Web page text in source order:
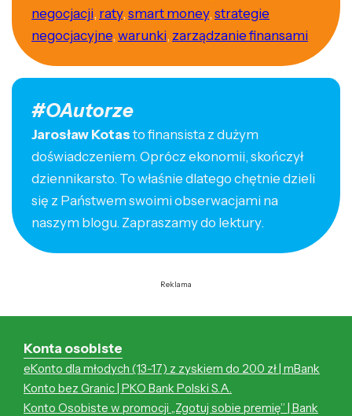
negocjacji, raty, smart money, strategie
negocjacyjne, warunki, zarządzanie finansami
#OAutorze
Jarosław Kotas to finansista z dużym
doświadczeniem. Oprócz ekonomii, skończył
dziennikarsto. To właśnie dlatego chętnie dzieli
się z Państwem swoimi obserwacjami na
naszym blogu. Zapraszamy do lektury.
Reklama
Konta osobiste
eKonto dla młodych (13-17) z zyskiem do 200 zł | mBank
Konto bez Granic | PKO Bank Polski S.A.
Konto Osobiste w promocji „Zgotuj sobie premię” | Bank